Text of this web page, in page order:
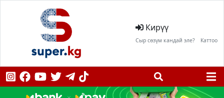
Кирүү
Сыр сөзүм кандай эле? Каттоо